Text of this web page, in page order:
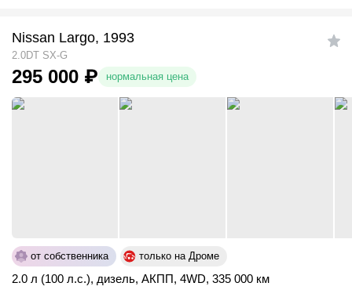
Nissan Largo, 1993
2.0DT SX-G
295 000 ₽ нормальная цена
от собственника только на Дроме
2.0 л (100 л.с.), дизель, АКПП, 4WD, 335 000 км